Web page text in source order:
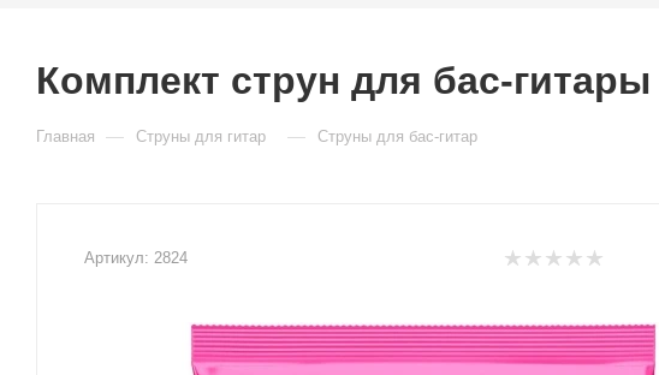
Комплект струн для бас-
Главная — Струны для гитар — Струны для бас-гитар
Артикул: 2824